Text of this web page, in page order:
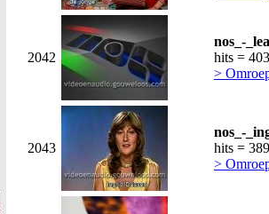
2042
nos_-
hits =
>
2043
nos_-
hits =
>